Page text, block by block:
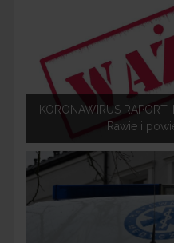
KORONAWIRUS
Rawie i